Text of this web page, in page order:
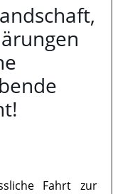
Fahrt zur